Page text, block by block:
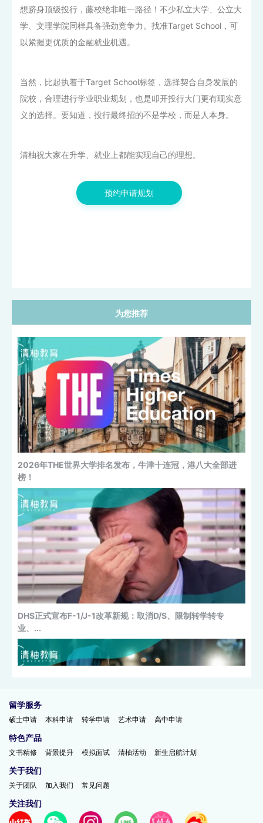
想跻身顶级投行，藤校绝非唯一路径！不少私立大学、公立大
学、文理学院同样具备强劲竞争力。找准Target School，可
以紧握更优质的金融就业机遇。
当然，比起执着于Target School标签，选择契合自身发展的
院校，合理进行学业职业规划，也是叩开投行大门更有现实意
义的选择。要知道，投行最终招的不是学校，而是人本身。
清柚祝大家在升学、就业上都能实现自己的理想。
预约申请规划
为您推荐
2026年THE世界大学排名发布，牛津十连冠，港八大全部进
榜！
DHS正式宣布F-1/J-1改革新规：取消D/S、限制转学转专
业、...
美国“斩杀线”，已经下沉到留学圈？
AI当道，情绪洪流！2025年度热词出炉，留学生大呼感同身受
留学服务
硕士申请 本科申请 转学申请 艺术申请 高中申请
特色产品
文书精修 背景提升 模拟面试 清柚活动 新生启航计划
关于我们
关于团队 加入我们 常见问题
关注我们